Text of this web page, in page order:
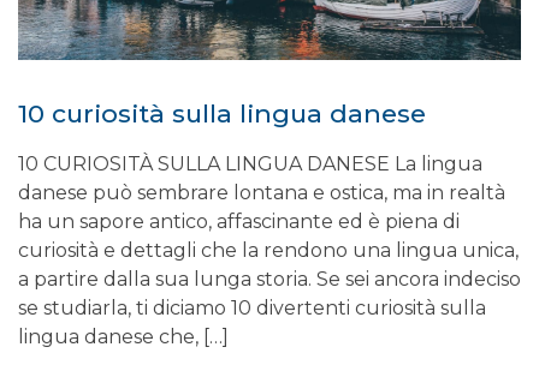
10 curiosità sulla lingua danese
10 CURIOSITÀ SULLA LINGUA DANESE La lingua
danese può sembrare lontana e ostica, ma in realtà
ha un sapore antico, affascinante ed è piena di
curiosità e dettagli che la rendono una lingua unica,
a partire dalla sua lunga storia. Se sei ancora indeciso
se studiarla, ti diciamo 10 divertenti curiosità sulla
lingua danese che, […]